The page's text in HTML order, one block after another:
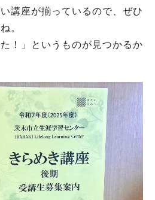
講座が揃っているので、ぜひ
。
！」というものが見つかるか